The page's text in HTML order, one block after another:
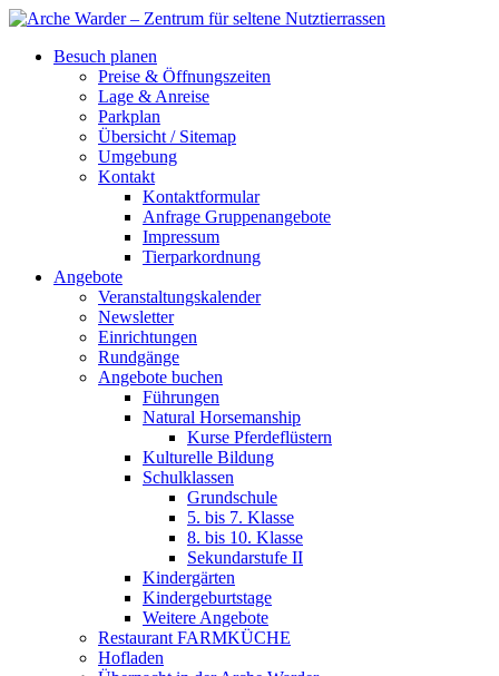
Besuch planen
Preise & Öffnungszeiten
Lage & Anreise
Parkplan
Übersicht / Sitemap
Umgebung
Kontakt
Kontaktformular
Anfrage Gruppenangebote
Impressum
Tierparkordnung
Angebote
Veranstaltungskalender
Newsletter
Einrichtungen
Rundgänge
Angebote buchen
Führungen
Natural Horsemanship
Kurse Pferdeflüstern
Kulturelle Bildung
Schulklassen
Grundschule
5. bis 7. Klasse
8. bis 10. Klasse
Sekundarstufe II
Kindergärten
Kindergeburtstage
Weitere Angebote
Restaurant FARMKÜCHE
Hofladen